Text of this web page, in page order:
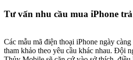
Tư vấn nhu cầu mua iPhone
Các mẫu mã điện thoại iPhone ngày
tham khảo theo yêu cầu khác nhau. Đội